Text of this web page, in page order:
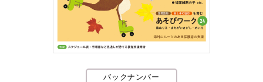
バックナンバー